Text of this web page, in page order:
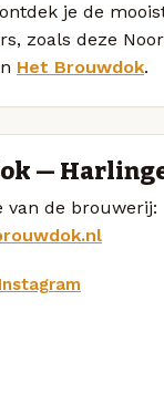
je de
zoals deze
Het Brouwdok.
—
van de brouwerij:
Instagram